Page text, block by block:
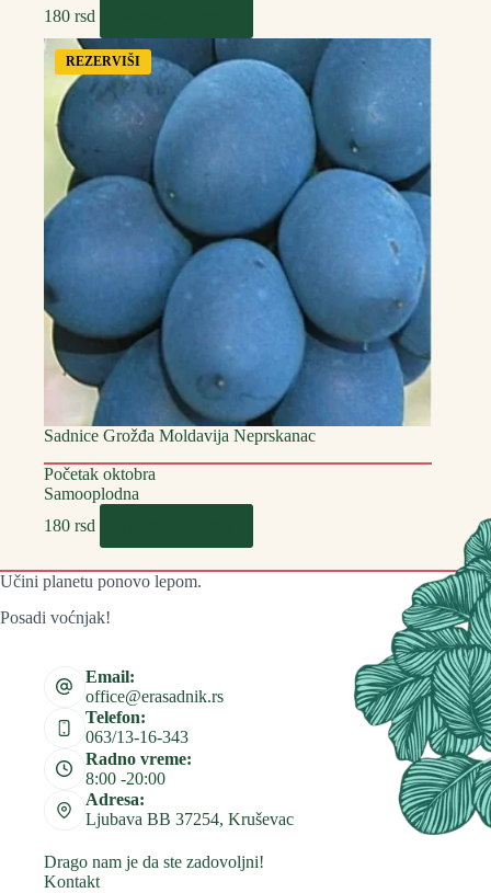
180 rsd
REZERVIŠI
Sadnice Grožđa Moldavija Neprskanac
Početak oktobra
Samooplodna
180 rsd
Učini planetu ponovo lepom.
Posadi voćnjak!
Email:
office@erasadnik.rs
Telefon:
063/13-16-343
Radno vreme:
8:00 -20:00
Adresa:
Ljubava BB 37254, Kruševac
Drago nam je da ste zadovoljni!
Kontakt